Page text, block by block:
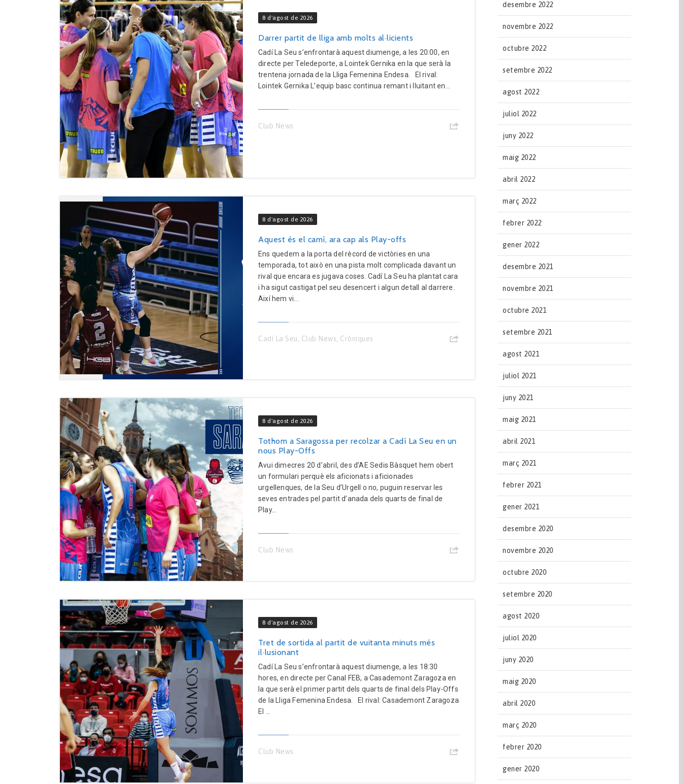
8 d'agost de 2026
Darrer partit de lliga amb molts al·licients
Cadí La Seu s’enfrontarà aquest diumenge, a les 20:00, en
directe per Teledeporte, a Lointek Gernika en la que serà la
trentena jornada de la Lliga Femenina Endesa. El rival:
Lointek Gernika L’equip basc continua remant i lluitant en...
Club News
8 d'agost de 2026
Aquest és el camí, ara cap als Play-offs
Ens quedem a la porta del rècord de victòries en una
temporada, tot això en una pista molt complicada davant un
rival que encara es jugava coses. Cadí La Seu ha plantat cara
i ha sigut castigat pel seu desencert i algun detall al darrere.
Així hem vi...
Cadí La Seu Club News Cròniques
8 d'agost de 2026
Tothom a Saragossa per recolzar a Cadí La Seu en un
nous Play-Offs
Avui dimecres 20 d’abril, des d’AE Sedis Bàsquet hem obert
un formulari perquè els aficionats i aficionades
urgellenques, de la Seu d’Urgell o no, puguin reservar les
seves entrades pel partit d’anada dels quarts de final de
Play...
Club News
8 d'agost de 2026
Tret de sortida al partit de vuitanta minuts més
il·lusionant
Cadí La Seu s’enfrontarà aquest diumenge, a les 18:30
hores, en directe per Canal FEB, a Casademont Zaragoza en
la que serà el primer partit dels quarts de final dels Play-Offs
de la Lliga Femenina Endesa. El rival: Casademont Zaragoza
El ...
Club News
desembre 2022
novembre 2022
octubre 2022
setembre 2022
agost 2022
juliol 2022
juny 2022
maig 2022
abril 2022
març 2022
febrer 2022
gener 2022
desembre 2021
novembre 2021
octubre 2021
setembre 2021
agost 2021
juliol 2021
juny 2021
maig 2021
abril 2021
març 2021
febrer 2021
gener 2021
desembre 2020
novembre 2020
octubre 2020
setembre 2020
agost 2020
juliol 2020
juny 2020
maig 2020
abril 2020
març 2020
febrer 2020
gener 2020